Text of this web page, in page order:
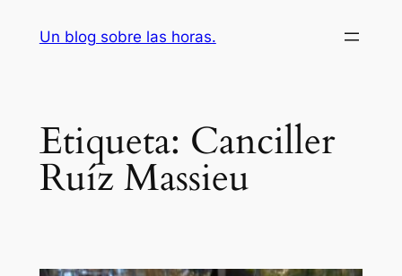
Un blog sobre las horas.
Etiqueta: Canciller
Ruíz Massieu